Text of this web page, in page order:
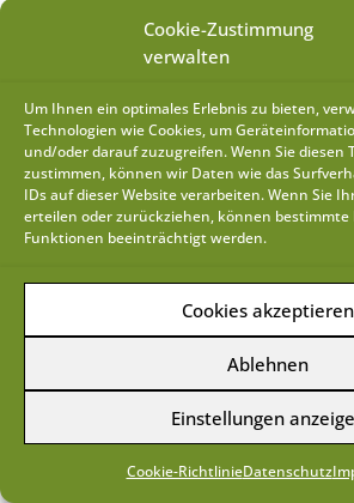
Cookie-Zustimmung
verwalten
Um Ihnen ein optimales Erlebnis zu bieten,
Technologien wie Cookies, um
und/oder darauf zuzugreifen. Wenn Sie diesen
zustimmen, können wir Daten wie das
IDs auf dieser Website verarbeiten. Wenn Sie
erteilen oder zurückziehen, können bestimmte
Funktionen beeinträchtigt werden.
Cookies akzeptieren
Ablehnen
Einstellungen
Cookie-RichtlinieDatenschutz
Gemeindeheimatpfleger
Desteler Str. 43
Impressum
Design & Webhosting by